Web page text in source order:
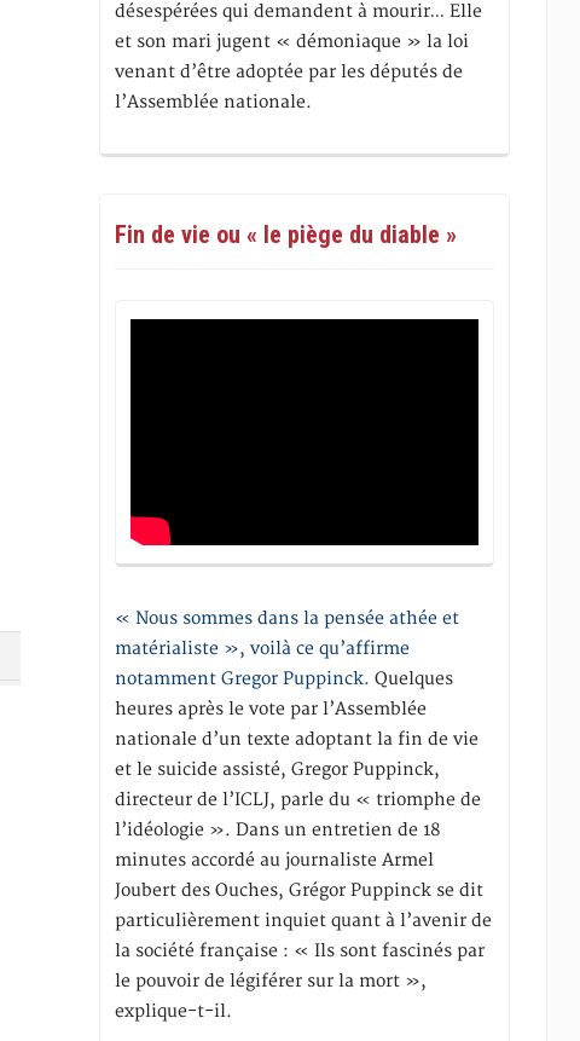
désespérées qui demandent à mourir… Elle
et son mari jugent « démoniaque » la loi
venant d’être adoptée par les députés de
l’Assemblée nationale.
Fin de vie ou « le piège du diable »
« Nous sommes dans la pensée athée et
matérialiste », voilà ce qu’affirme
notamment Gregor Puppinck. Quelques
heures après le vote par l’Assemblée
nationale d’un texte adoptant la fin de vie
et le suicide assisté, Gregor Puppinck,
directeur de l’ICLJ, parle du « triomphe de
l’idéologie ». Dans un entretien de 18
minutes accordé au journaliste Armel
Joubert des Ouches, Grégor Puppinck se dit
particulièrement inquiet quant à l’avenir de
la société française : « Ils sont fascinés par
le pouvoir de légiférer sur la mort »,
explique-t-il.